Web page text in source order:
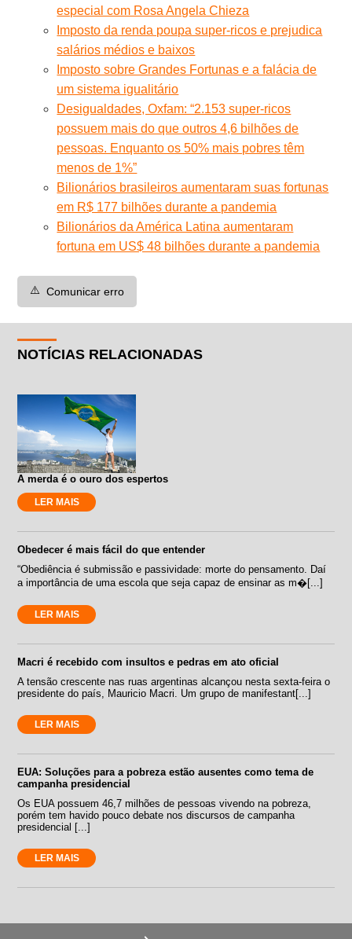
especial com Rosa Angela Chieza
Imposto da renda poupa super-ricos e prejudica
salários médios e baixos
Imposto sobre Grandes Fortunas e a falácia de
um sistema igualitário
Desigualdades, Oxfam: “2.153 super-ricos
possuem mais do que outros 4,6 bilhões de
pessoas. Enquanto os 50% mais pobres têm
menos de 1%”
Bilionários brasileiros aumentaram suas fortunas
em R$ 177 bilhões durante a pandemia
Bilionários da América Latina aumentaram
fortuna em US$ 48 bilhões durante a pandemia
⚠️ Comunicar erro
NOTÍCIAS RELACIONADAS
A merda é o ouro dos espertos
LER MAIS
Obedecer é mais fácil do que entender
“Obediência é submissão e passividade: morte do pensamento. Daí
a importância de uma escola que seja capaz de ensinar as m�[...]
LER MAIS
Macri é recebido com insultos e pedras em ato oficial
A tensão crescente nas ruas argentinas alcançou nesta sexta-feira o
presidente do país, Mauricio Macri. Um grupo de manifestant[...]
LER MAIS
EUA: Soluções para a pobreza estão ausentes como tema de
campanha presidencial
Os EUA possuem 46,7 milhões de pessoas vivendo na pobreza,
porém tem havido pouco debate nos discursos de campanha
presidencial [...]
LER MAIS